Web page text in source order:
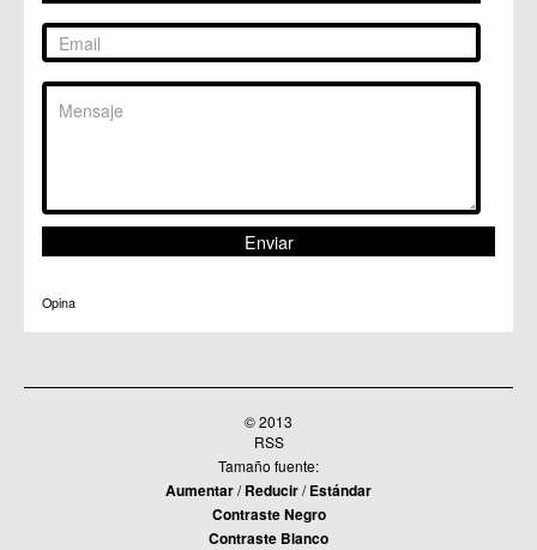
Opina
© 2013
RSS
Tamaño fuente:
Aumentar/Reducir/Estándar
Contraste Negro
Contraste Blanco